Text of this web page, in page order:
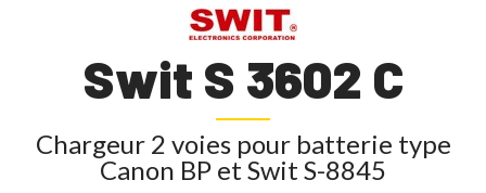
Swit S 3602 C
Chargeur 2 voies pour batterie type
Canon BP et Swit S-8845